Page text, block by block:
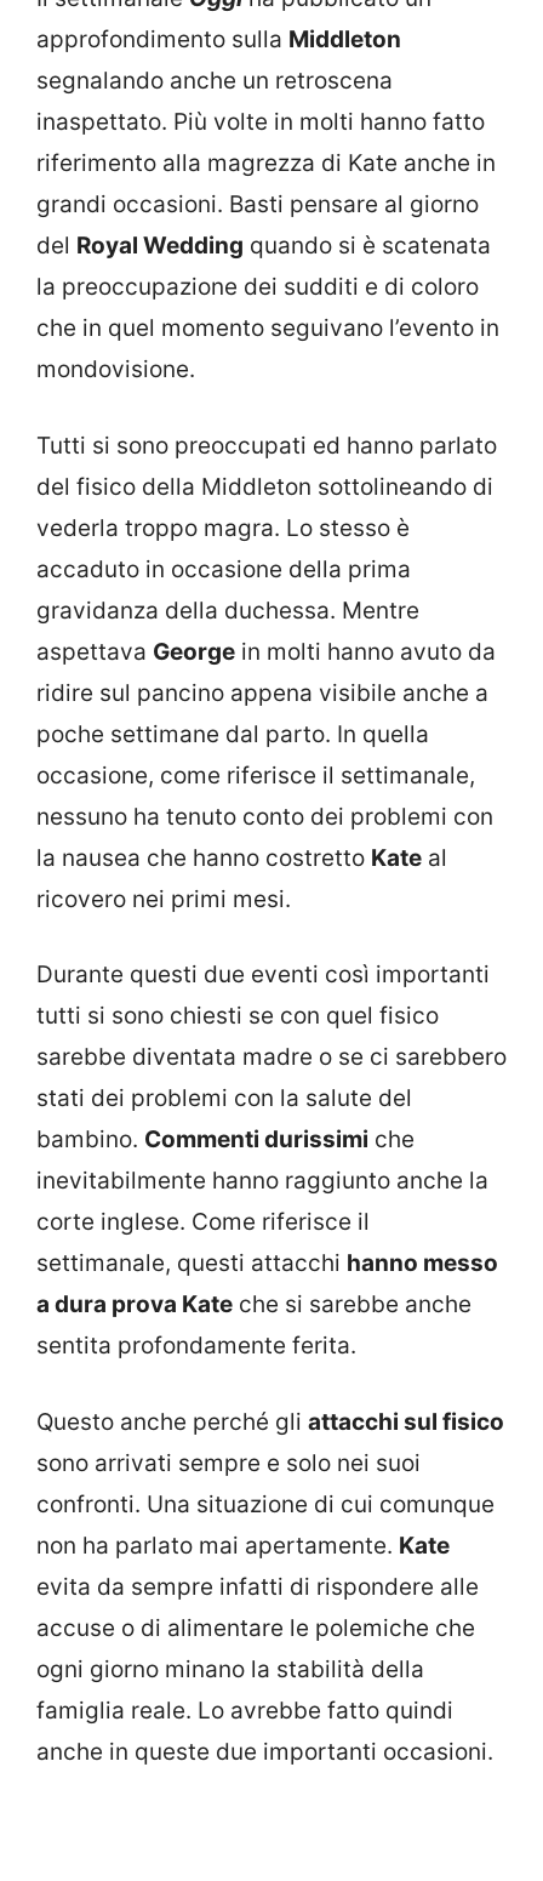
approfondimento sulla Middleton
segnalando anche un retroscena
inaspettato. Più volte in molti hanno fatto
riferimento alla magrezza di Kate anche in
grandi occasioni. Basti pensare al giorno
del Royal Wedding quando si è scatenata
la preoccupazione dei sudditi e di coloro
che in quel momento seguivano l’evento in
mondovisione.
Tutti si sono preoccupati ed hanno parlato
del fisico della Middleton sottolineando di
vederla troppo magra. Lo stesso è
accaduto in occasione della prima
gravidanza della duchessa. Mentre
aspettava George in molti hanno avuto da
ridire sul pancino appena visibile anche a
poche settimane dal parto. In quella
occasione, come riferisce il settimanale,
nessuno ha tenuto conto dei problemi con
la nausea che hanno costretto Kate al
ricovero nei primi mesi.
Durante questi due eventi così importanti
tutti si sono chiesti se con quel fisico
sarebbe diventata madre o se ci sarebbero
stati dei problemi con la salute del
bambino. Commenti durissimi che
inevitabilmente hanno raggiunto anche la
corte inglese. Come riferisce il
settimanale, questi attacchi hanno messo
a dura prova Kate che si sarebbe anche
sentita profondamente ferita.
Questo anche perché gli attacchi sul fisico
sono arrivati sempre e solo nei suoi
confronti. Una situazione di cui comunque
non ha parlato mai apertamente. Kate
evita da sempre infatti di rispondere alle
accuse o di alimentare le polemiche che
ogni giorno minano la stabilità della
famiglia reale. Lo avrebbe fatto quindi
anche in queste due importanti occasioni.